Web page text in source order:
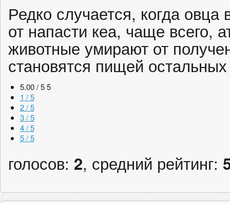
Редко случается, когда овца
от напасти кеа, чаще всего,
животные умирают от
становятся пищей остальных
5.00 / 5 5
1 / 5
2 / 5
3 / 5
4 / 5
5 / 5
голосов: 2, средний рейтинг: